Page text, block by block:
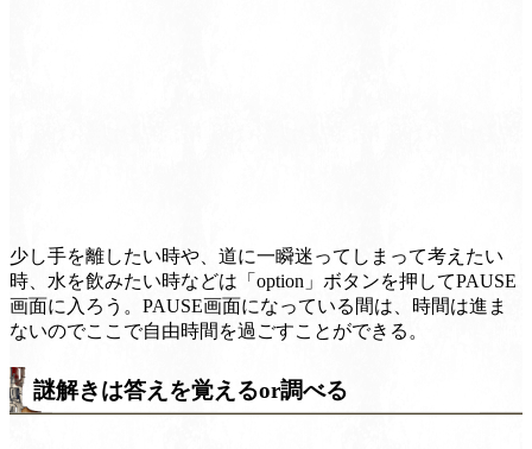
少し手を離したい時や、道に一瞬迷ってしまって考えたい
時、水を飲みたい時などは「option」ボタンを押してPAUSE
画面に入ろう。PAUSE画面になっている間は、時間は進ま
ないのでここで自由時間を過ごすことができる。
謎解きは答えを覚えるor調べる